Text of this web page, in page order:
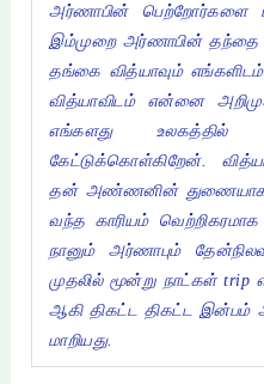
அர்ணாபின் பெற்றோர்களை
இம்முறை அர்ணாபின்
தங்கை வித்யாவும்
வித்யாவிடம் என்னை
எங்களது உலகத்தில்
கேட்டுக்கொள்கிறேன்.
தன் அண்ணனின் துணையாக
வந்த காரியம்
நானும் அர்ணாபும்
முதலில் மூன்று நாட்கள் trip
ஆகி திகட்ட திகட்ட இன்பம்
மாறியது.